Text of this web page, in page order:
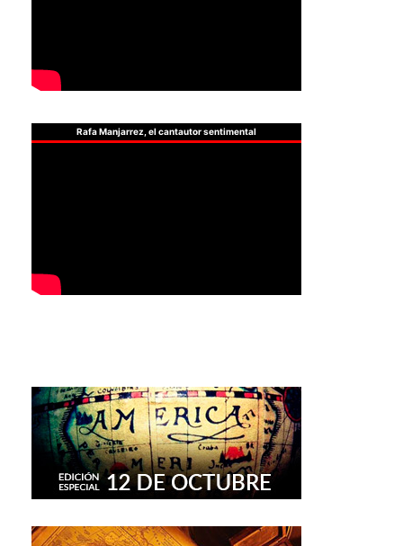
Rafa Manjarrez, el cantautor sentimental